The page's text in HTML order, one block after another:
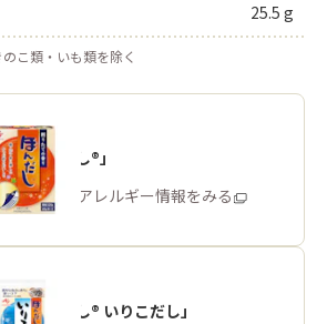
25.5 g
こ類・いも類を除く
「ほんだし®」
商品・アレルギー情報をみる
「ほんだし® いりこだし」